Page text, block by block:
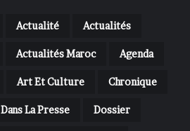
Actualité Actualités
Actualités Maroc Agenda
Art Et Culture Chronique
Dans La Presse Dossier